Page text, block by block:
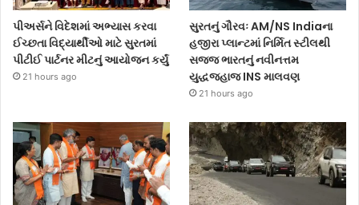
પીઅર્સને વિદેશમાં અભ્યાસ કરવા
ઈચ્છતા વિદ્યાર્થીઓ માટે સુરતમાં
પીટીઈ પાર્ટનર મીટનું આયોજન કર્યું
21 hours ago
સુરતનું ગૌરવઃ AM/NS Indiaના
હજીરા પ્લાન્ટમાં નિર્મિત સ્ટીલથી
સજ્જ ભારતનું નવીનત્તમ
યુદ્ધજહાજ INS માલવણ
21 hours ago